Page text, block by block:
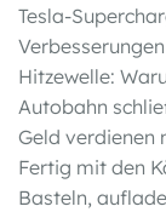
Tesla-
Hitzewelle:
Autobahn
Geld verdienen
Fertig mit den
Basteln,